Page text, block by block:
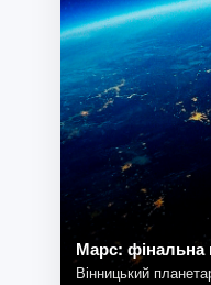
Марс:
Вінницький